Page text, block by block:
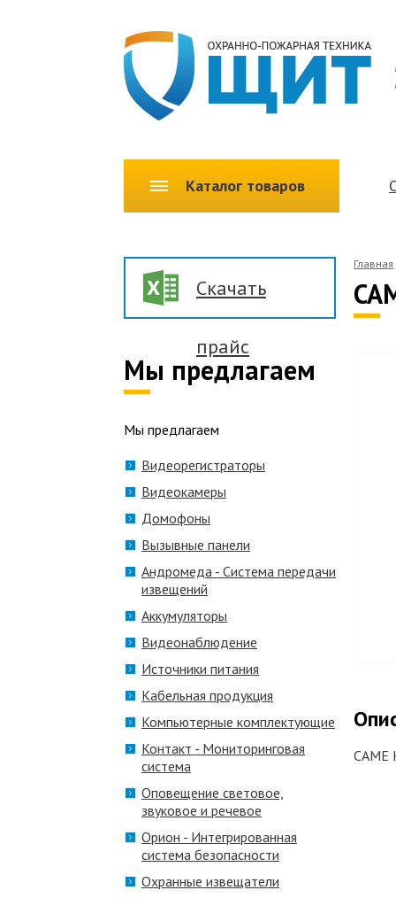
Каталог товаров
Главная
CAME
Скачать
прайс
Мы предлагаем
Мы предлагаем
Видеорегистраторы
Видеокамеры
Домофоны
Вызывные панели
Андромеда - Система передачи
извещений
Аккумуляторы
Видеонаблюдение
Источники питания
Кабельная продукция
Компьютерные комплектующие
Контакт - Мониторинговая
система
Оповещение световое,
звуковое и речевое
Орион - Интегрированная
система безопасности
Охранные извещатели